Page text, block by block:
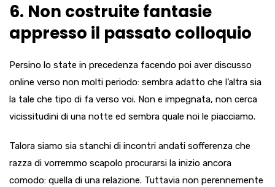
6. Non costruite fantasie
appresso il passato colloquio
Persino lo state in precedenza facendo poi aver discusso
online verso non molti periodo: sembra adatto che l’altra sia
la tale che tipo di fa verso voi. Non e impegnata, non cerca
vicissitudini di una notte ed sembra quale noi le piacciamo.
Talora siamo sia stanchi di incontri andati sofferenza che
razza di vorremmo scapolo procurarsi la inizio ancora
comodo: quella di una relazione. Tuttavia non perennemente